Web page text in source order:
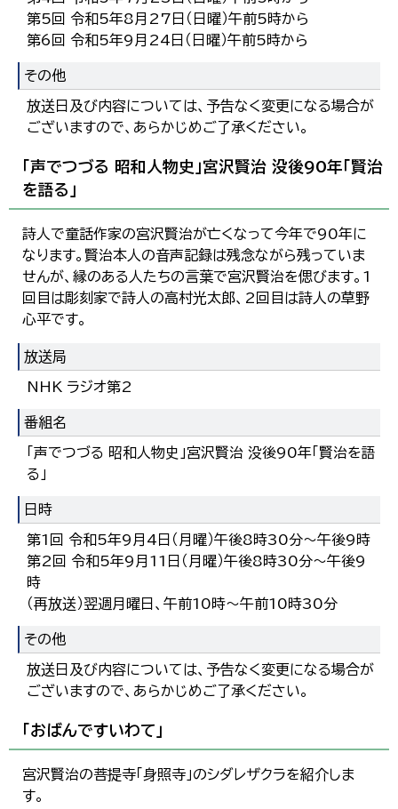
第5回 令和5年8月27日（日曜）午前5時から
第6回 令和5年9月24日（日曜）午前5時から
その他
放送日及び内容については、予告なく変更になる場合が
ございますので、あらかじめご了承ください。
「声でつづる 昭和人物史」宮沢賢治 没後90年「賢治
を語る」
詩人で童話作家の宮沢賢治が亡くなって今年で90年に
なります。賢治本人の音声記録は残念ながら残っていま
せんが、縁のある人たちの言葉で宮沢賢治を偲びます。1
回目は彫刻家で詩人の高村光太郎、2回目は詩人の草野
心平です。
放送局
NHK ラジオ第2
番組名
「声でつづる 昭和人物史」宮沢賢治 没後90年「賢治を語
る」
日時
第1回 令和5年9月4日（月曜）午後8時30分～午後9時
第2回 令和5年9月11日（月曜）午後8時30分～午後9
時
（再放送）翌週月曜日、午前10時～午前10時30分
その他
放送日及び内容については、予告なく変更になる場合が
ございますので、あらかじめご了承ください。
「おばんですいわて」
宮沢賢治の菩提寺「身照寺」のシダレザクラを紹介しま
す。